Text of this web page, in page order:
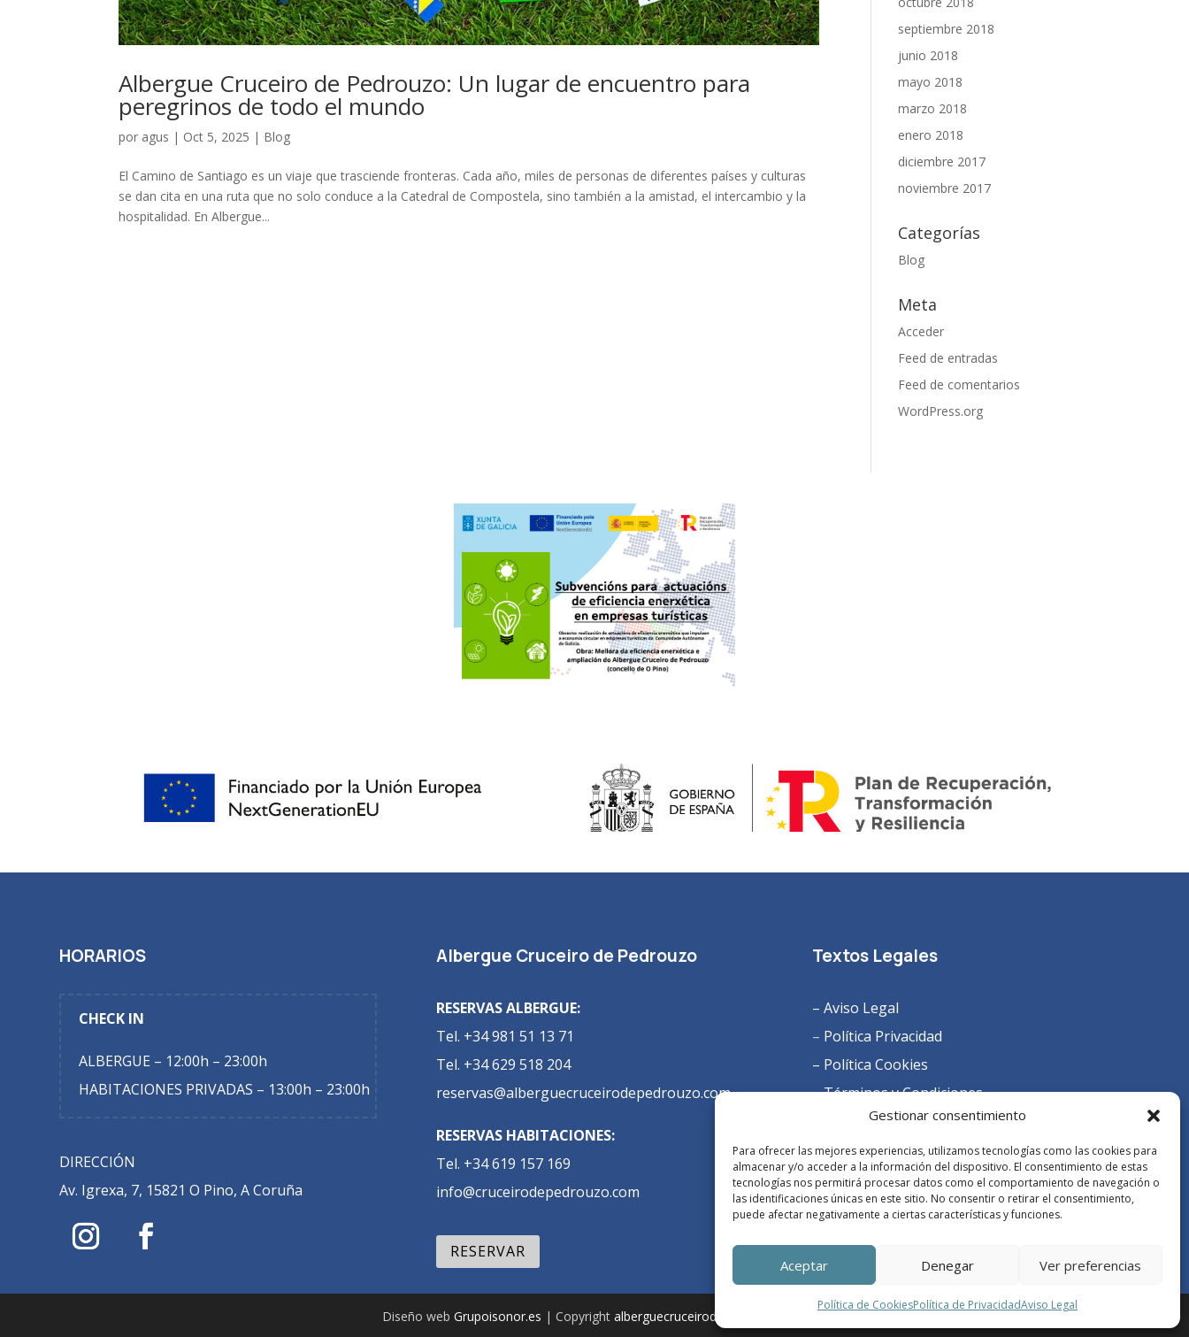
Gestionar consentimiento
Para ofrecer las mejores experiencias, utilizamos tecnologías como las cookies para
almacenar y/o acceder a la información del dispositivo. El consentimiento de estas
tecnologías nos permitirá procesar datos como el comportamiento de navegación o
las identificaciones únicas en este sitio. No consentir o retirar el consentimiento,
puede afectar negativamente a ciertas características y funciones.
Aceptar Denegar Ver preferencias
Política de CookiesPolítica de PrivacidadAviso Legal
Albergue Cruceiro de Pedrouzo: Un lugar de encuentro para
peregrinos de todo el mundo
por agus | Oct 5, 2025 | Blog
El Camino de Santiago es un viaje que trasciende fronteras. Cada año, miles de personas de diferentes países y culturas
se dan cita en una ruta que no solo conduce a la Catedral de Compostela, sino también a la amistad, el intercambio y la
hospitalidad. En Albergue...
septiembre 2018
junio 2018
mayo 2018
marzo 2018
enero 2018
diciembre 2017
noviembre 2017
Categorías
Blog
Meta
Acceder
Feed de entradas
Feed de comentarios
WordPress.org
HORARIOS
CHECK IN
ALBERGUE – 12:00h – 23:00h
HABITACIONES PRIVADAS – 13:00h – 23:00h
DIRECCIÓN
Av. Igrexa, 7, 15821 O Pino, A Coruña
Albergue Cruceiro de Pedrouzo
RESERVAS ALBERGUE:
Tel. +34 981 51 13 71
Tel. +34 629 518 204
reservas@alberguecruceirodepedrouzo.com
RESERVAS HABITACIONES:
Tel. +34 619 157 169
info@cruceirodepedrouzo.com
RESERVAR
Textos Legales
– Aviso Legal
– Política Privacidad
– Política Cookies
– Términos y Condiciones
Diseño web Grupoisonor.es | Copyright alberguecruceirodepedrouzo.com